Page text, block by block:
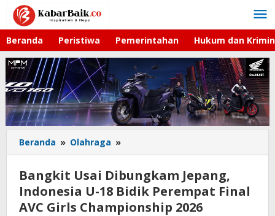
Lewati
konten
Beranda Peristiwa Pemerintahan Hukum dan
Beranda » Olahraga »
Usai
Dibungkam
Jepang,
Indonesia
U-
Bangkit Usai Dibungkam Jepang,
Indonesia U-18 Bidik Perempat Final
AVC Girls Championship 2026